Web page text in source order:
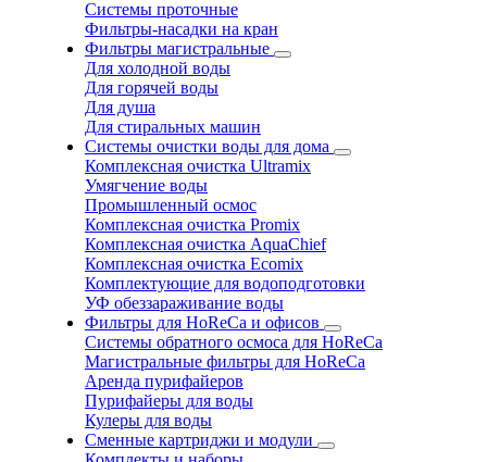
Системы проточные
Фильтры-насадки на кран
Фильтры магистральные
Для холодной воды
Для горячей воды
Для душа
Для стиральных машин
Системы очистки воды для дома
Комплексная очистка Ultramix
Умягчение воды
Промышленный осмос
Комплексная очистка Promix
Комплексная очистка AquaChief
Комплексная очистка Ecomix
Комплектующие для водоподготовки
УФ обеззараживание воды
Фильтры для HoReCa и офисов
Системы обратного осмоса для HoReCa
Магистральные фильтры для HoReCa
Аренда пурифайеров
Пурифайеры для воды
Кулеры для воды
Сменные картриджи и модули